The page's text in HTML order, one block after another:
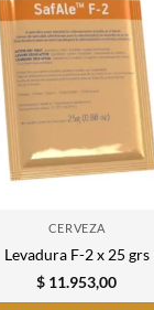
CERVEZA
Levadura F-2 x 25 grs
$ 11.953,00